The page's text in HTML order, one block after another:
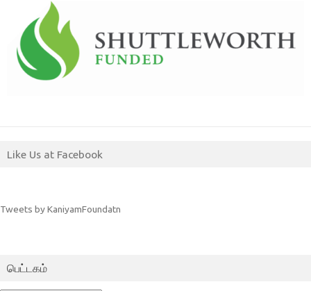
Like Us at Facebook
Tweets by KaniyamFoundatn
பெட்டகம்